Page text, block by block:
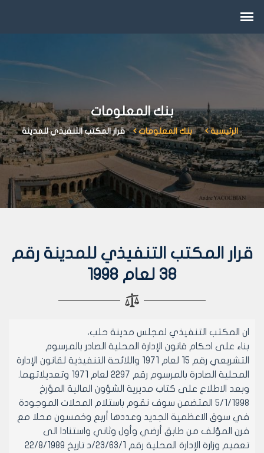
بنك المعلومات
الرئيسية بنك المعلومات قرار المكتب التنفيذي للمدينة
قرار المكتب التنفيذي للمدينة رقم
38 لعام 1998
ان المكتب التنفيذي لمجلس مدينة حلب،
بناء على احكام قانون الإدارة المحلية الصادر بالمرسوم
التشريعي رقم 15 لعام 1971 واللائحة التنفيذية لقانون الإدارة
المحلية الصادرة بالمرسوم رقم 2297 لعام 1971 وتعديلاتهما.
وبعد الاطلاع على كتاب مديرية الشؤون المالية المؤرخ
5/1/1998 المتضمن سوف نقوم باستلام المحلات الموجودة
في سوق الاعظمية الجديد وعددها أربع وخمسون محلا مع
فرن المؤلف من طابق أرضي وأول وثاني واستنادا الى
تعميم وزارة الإدارة المحلية رقم 23/63/1/د تاريخ 22/8/1989